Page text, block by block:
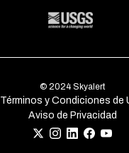
© 2024 Skyalert
Términos y Condiciones de
Aviso de Privacidad